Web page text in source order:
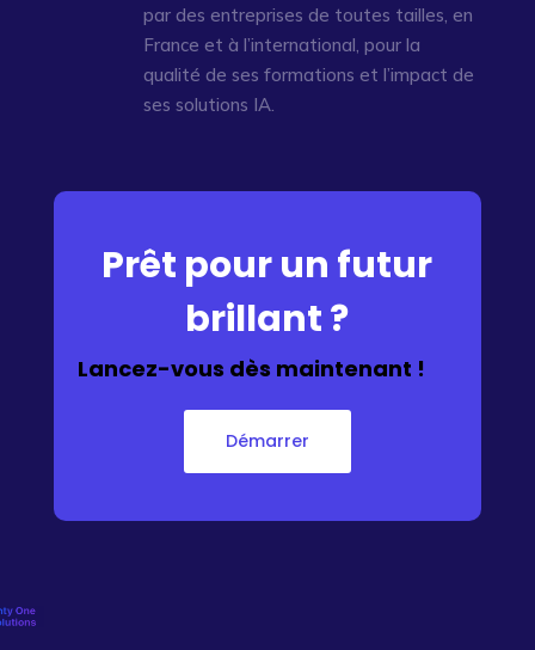
par des entreprises de toutes tailles, en
France et à l’international, pour la
qualité de ses formations et l’impact de
ses solutions IA.
Prêt pour un futur
brillant ?
Lancez-vous dès maintenant !
Démarrer